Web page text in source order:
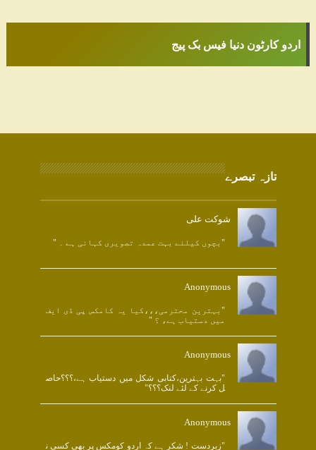
اردو کارٹون دنیا فیس بک پیج
تازہ تبصرے
شوکت علی
"بچوں کیلئے بہت عمدہ تصویری کہانی ہے ۔ "
Anonymous
"بہترین محترمی،،،کیا یہ کامکس پی ڈی ایف
میں دستیاب ہے، ؟ "
Anonymous
"بہت بہترین،کتابی شکل میں دستیاب ہے،؟؟؟حاص
ل کرنے کے لئے لنک؟؟؟"
Anonymous
"زبردست ! شکر ہے کہ اردو کومکس پر بھی کسی ن